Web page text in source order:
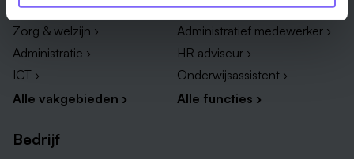
Techniek & Productie ›
Zorg & welzijn ›
Administratie ›
ICT ›
Alle vakgebieden ›
Verpleegkundige ›
Administratief medewerker ›
HR adviseur ›
Onderwijsassistent ›
Alle functies ›
Bedrijf